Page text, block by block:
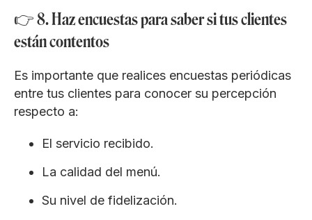
👉 8. Haz encuestas para saber si tus clientes
están contentos
Es importante que realices encuestas periódicas
entre tus clientes para conocer su percepción
respecto a:
El servicio recibido.
La calidad del menú.
Su nivel de fidelización.